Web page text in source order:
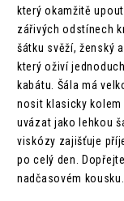
který okamžitě
zářivých odstínech
šátku svěží, ženský
který oživí
kabátu. Šála má
nosit klasicky kolem
uvázat jako lehkou
viskózy zajišťuje
po celý den.
nadčasovém